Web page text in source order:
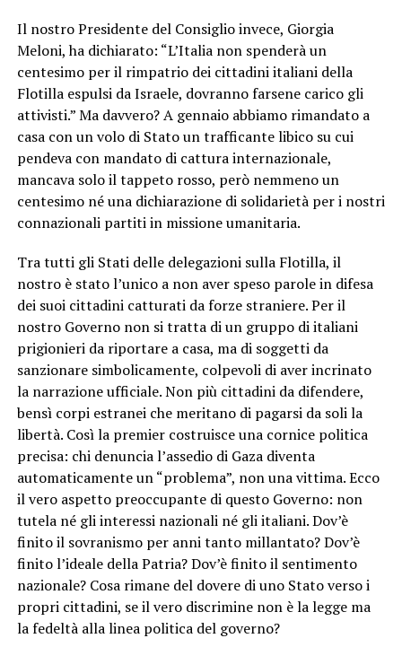
Il nostro Presidente del Consiglio invece, Giorgia
Meloni, ha dichiarato: “L’Italia non spenderà un
centesimo per il rimpatrio dei cittadini italiani della
Flotilla espulsi da Israele, dovranno farsene carico gli
attivisti.” Ma davvero? A gennaio abbiamo rimandato a
casa con un volo di Stato un trafficante libico su cui
pendeva con mandato di cattura internazionale,
mancava solo il tappeto rosso, però nemmeno un
centesimo né una dichiarazione di solidarietà per i nostri
connazionali partiti in missione umanitaria.
Tra tutti gli Stati delle delegazioni sulla Flotilla, il
nostro è stato l’unico a non aver speso parole in difesa
dei suoi cittadini catturati da forze straniere. Per il
nostro Governo non si tratta di un gruppo di italiani
prigionieri da riportare a casa, ma di soggetti da
sanzionare simbolicamente, colpevoli di aver incrinato
la narrazione ufficiale. Non più cittadini da difendere,
bensì corpi estranei che meritano di pagarsi da soli la
libertà. Così la premier costruisce una cornice politica
precisa: chi denuncia l’assedio di Gaza diventa
automaticamente un “problema”, non una vittima. Ecco
il vero aspetto preoccupante di questo Governo: non
tutela né gli interessi nazionali né gli italiani. Dov’è
finito il sovranismo per anni tanto millantato? Dov’è
finito l’ideale della Patria? Dov’è finito il sentimento
nazionale? Cosa rimane del dovere di uno Stato verso i
propri cittadini, se il vero discrimine non è la legge ma
la fedeltà alla linea politica del governo?